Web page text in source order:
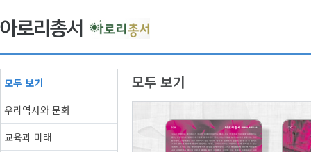
모두 보기
우리역사와 문화
교육과 미래
모두 보기